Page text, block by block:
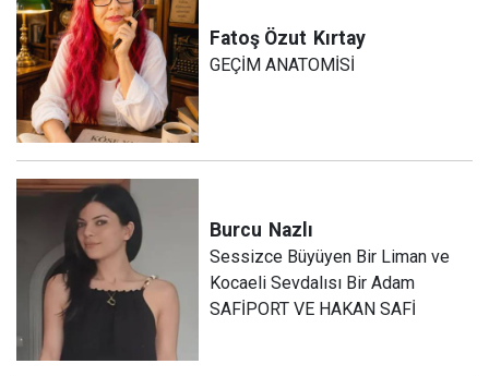
Fatoş Özut Kırtay
GEÇİM ANATOMİSİ
Burcu Nazlı
Sessizce Büyüyen Bir Liman ve
Kocaeli Sevdalısı Bir Adam
SAFİPORT VE HAKAN SAFİ